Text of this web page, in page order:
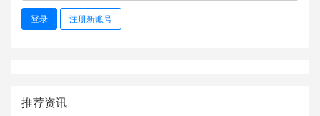
登录 注册新账号
推荐资讯